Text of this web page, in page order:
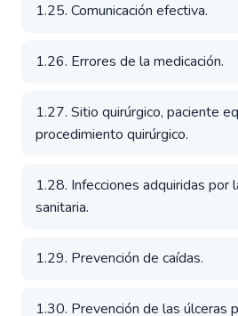
1.25. Comunicación efectiva.
1.26. Errores de la medicación.
1.27. Sitio quirúrgico, paciente
procedimiento quirúrgico.
1.28. Infecciones adquiridas por
sanitaria.
1.29. Prevención de caídas.
1.30. Prevención de las úlceras